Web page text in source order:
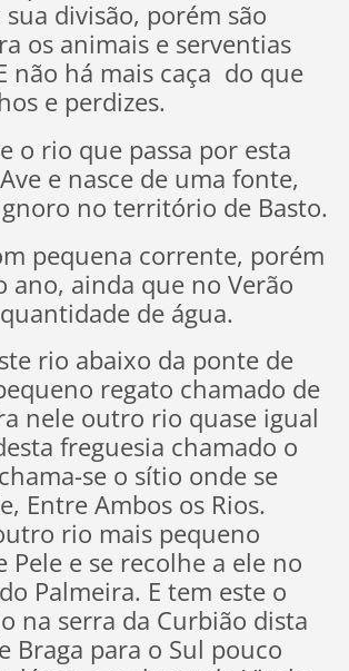
divisão, porém são
os animais e serventias
não há mais caça do que
e perdizes.
o rio que passa por esta
e nasce de uma fonte,
no território de Basto.
pequena corrente, porém
ano, ainda que no Verão
de água.
rio abaixo da ponte de
regato chamado de
nele outro rio quase igual
freguesia chamado o
se o sítio onde se
Entre Ambos os Rios.
rio mais pequeno
Pele e se recolhe a ele no
Palmeira. E tem este o
na serra da Curbião dista
Braga para o Sul pouco